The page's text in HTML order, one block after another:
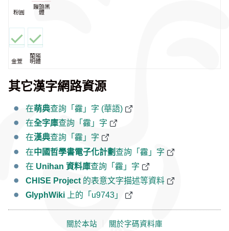
粉圓
饅頭黑
體
金萱
蘭陽
明體
其它漢字網路資源
在萌典查詢「靃」字 (華語)
在全字庫查詢「靃」字
在漢典查詢「靃」字
在中國哲學書電子化計劃查詢「靃」字
在 Unihan 資料庫查詢「靃」字
CHISE Project 的表意文字描述等資料
GlyphWiki 上的「u9743」
關於本站 關於字碼資料庫